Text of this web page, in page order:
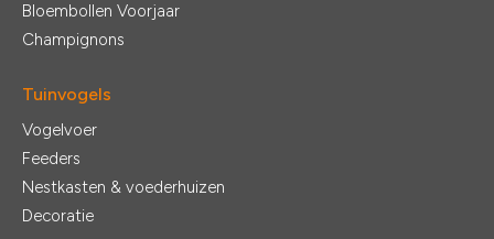
Bloembollen Voorjaar
Champignons
Tuinvogels
Vogelvoer
Feeders
Nestkasten & voederhuizen
Decoratie